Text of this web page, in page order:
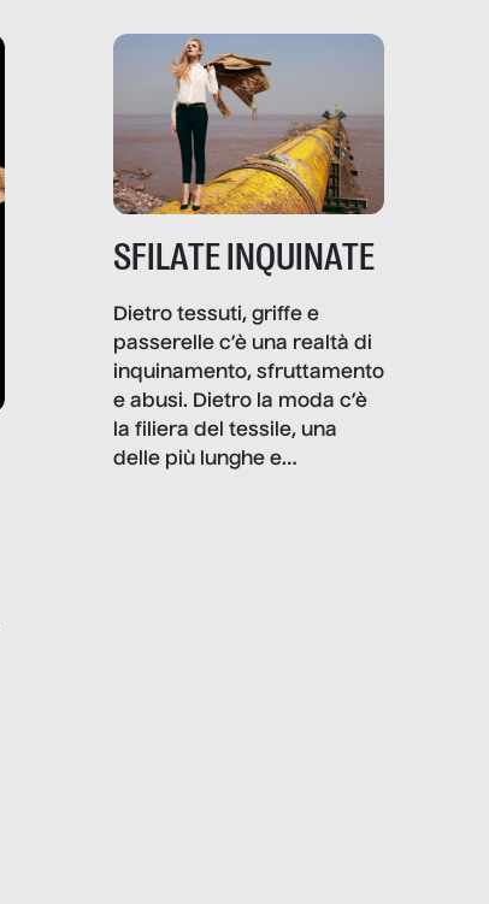
SFILATE INQUINATE
Dietro tessuti, griffe e
passerelle c’è una realtà di
inquinamento, sfruttamento
e abusi. Dietro la moda c’è
la filiera del tessile, una
delle più lunghe e